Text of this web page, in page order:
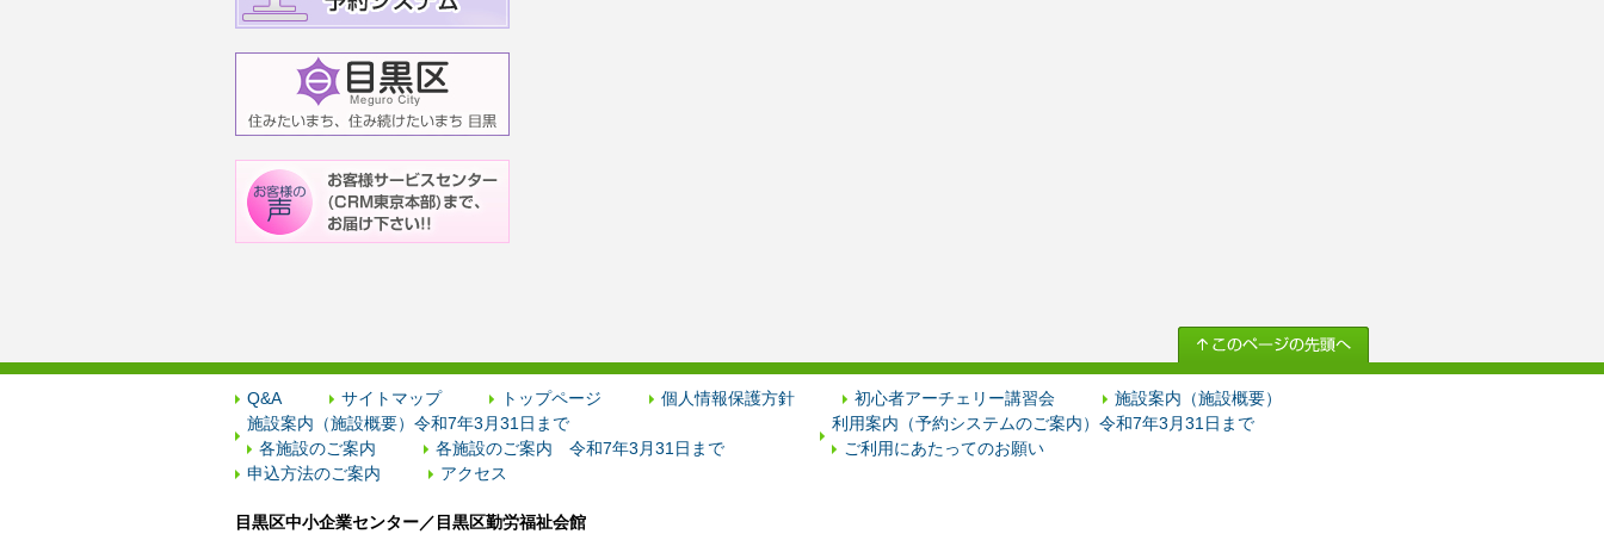
Q&A サイトマップ トップページ 個人情報保護方針 初心者アーチェリー講習会
施設案内（施設概要）
施設案内（施設概要）令和7年3月31日まで
各施設のご案内
各施設のご案内 令和7年3月31日まで
利用案内（予約システムのご案内）令和7年3月31日まで
ご利用にあたってのお願い
申込方法のご案内
アクセス
目黒区中小企業センター／目黒区勤労福祉会館